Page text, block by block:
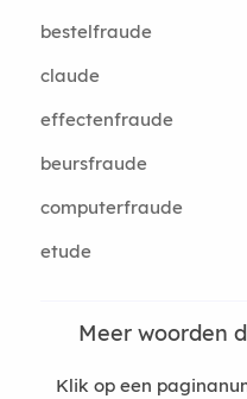
bestelfraude
claude
effectenfraude
beursfraude
computerfraude
etude
Meer woorden
Klik op een